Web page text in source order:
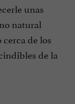
unas
natural
de los
de la